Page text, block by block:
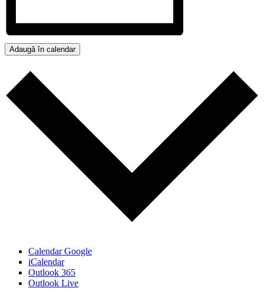
Adaugă în calendar
Calendar Google
iCalendar
Outlook 365
Outlook Live